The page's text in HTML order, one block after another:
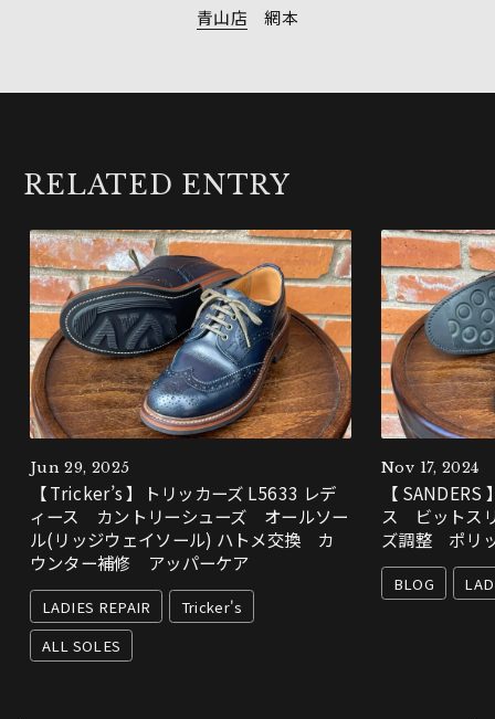
青山店 網本
RELATED ENTRY
Jun 29, 2025
【 Tricker’s 】トリッカーズ L5633 レデ
ィース カントリーシューズ オールソー
ル(リッジウェイソール) ハトメ交換 カ
ウンター補修 アッパーケア
LADIES REPAIR
Tricker's
ALL SOLES
Nov 17, 2024
【
ス ビットス
ズ調整 ポリ
BLOG